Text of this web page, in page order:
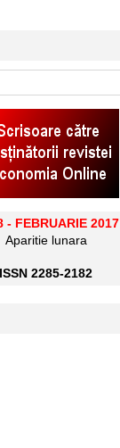
- FEBRUARIE 2017
Aparitie lunara
ISSN 2285-2182